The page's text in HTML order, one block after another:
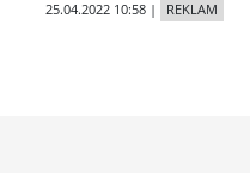
25.04.2022 10:58| REKLAM